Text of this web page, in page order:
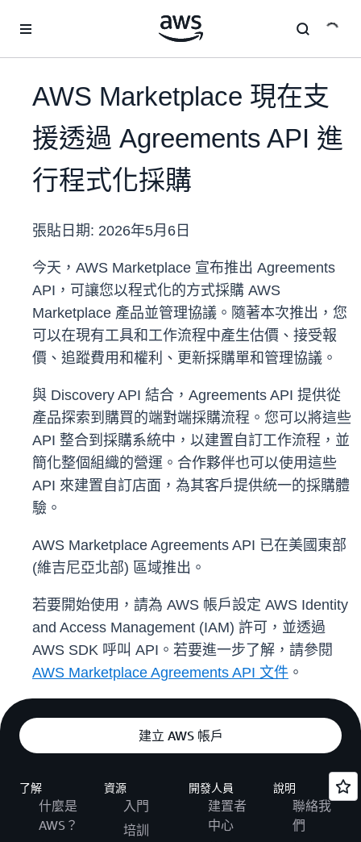
AWS Marketplace 現在支
援透過 Agreements API 進
行程式化採購
張貼日期: 2026年5月6日
今天，AWS Marketplace 宣布推出 Agreements
API，可讓您以程式化的方式採購 AWS
Marketplace 產品並管理協議。隨著本次推出，您
可以在現有工具和工作流程中產生估價、接受報
價、追蹤費用和權利、更新採購單和管理協議。
與 Discovery API 結合，Agreements API 提供從
產品探索到購買的端對端採購流程。您可以將這些
API 整合到採購系統中，以建置自訂工作流程，並
簡化整個組織的營運。合作夥伴也可以使用這些
API 來建置自訂店面，為其客戶提供統一的採購體
驗。
AWS Marketplace Agreements API 已在美國東部
(維吉尼亞北部) 區域推出。
若要開始使用，請為 AWS 帳戶設定 AWS Identity
and Access Management (IAM) 許可，並透過
AWS SDK 呼叫 API。若要進一步了解，請參閱
AWS Marketplace Agreements API 文件 。
建立 AWS 帳戶
了解
什麼是
AWS？
資源
入門
培訓
開發人員
建置者
中心
說明
聯絡我
們